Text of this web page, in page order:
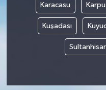
Karacasu
Kuşadası
Sultanhisar